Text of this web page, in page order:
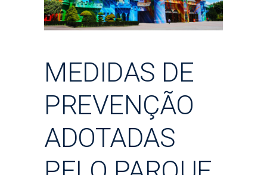
MEDIDAS DE
PREVENÇÃO
ADOTADAS